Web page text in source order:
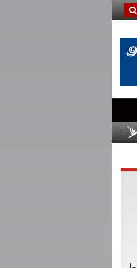
الأوروبية تغلق على مكاسب